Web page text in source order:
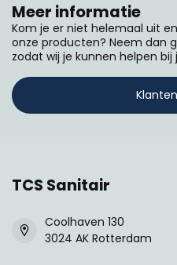
Meer informatie
Kom je er niet helemaal uit
onze producten? Neem dan
zodat wij je kunnen helpen bij
TCS Sanitair
Coolhaven 130
3024 AK Rotterdam